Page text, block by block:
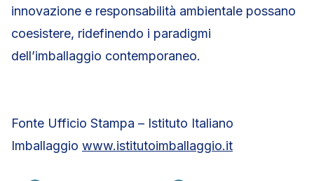
innovazione e responsabilità ambientale possano
coesistere, ridefinendo i paradigmi
dell’imballaggio contemporaneo.
Fonte Ufficio Stampa – Istituto Italiano
Imballaggio www.istitutoimballaggio.it